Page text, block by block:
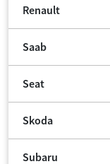
Renault
Saab
Seat
Skoda
Subaru